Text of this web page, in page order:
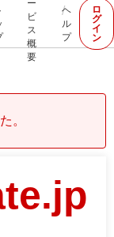
ー
ビ
ス
概
要
ヘ
ル
プ
ロ
グ
イ
ン
。